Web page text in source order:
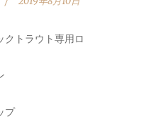
クトラウト専用ロ
プ